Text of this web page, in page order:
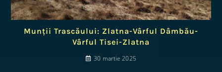
Munții Trascăului: Zlatna-Vârful Dâmbău-
Vârful Tisei-Zlatna
30 martie 2025